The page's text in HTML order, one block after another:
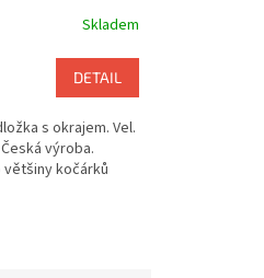
Skladem
DETAIL
s okrajem. Vel.
výroba.
většiny kočárků